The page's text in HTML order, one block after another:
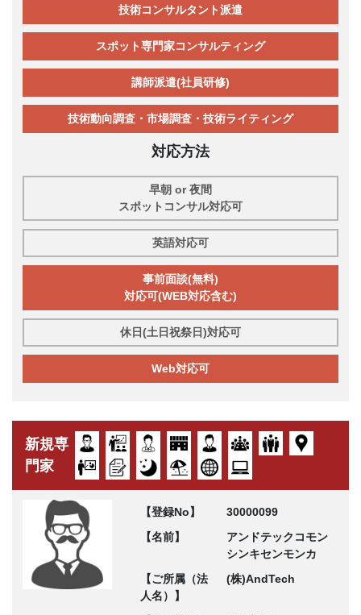
技術コンサルタント派遣
スポット専門家コンサルティング
講師派遣(社員研修)
技術動向調査・市場調査・技術ライティング
対応方法
早朝 or 夜間
スポットコンサル対応可
英語対応可
事前面談(無料)
対応可(WEB対応含む)
休日(土日祝祭日)対応可
Web対応可
新規専
門家
【登録No】
30000099
【名前】
アンドテックコモン
シンキセンモンカ
【ご所属（法
人名）】
(株)AndTech